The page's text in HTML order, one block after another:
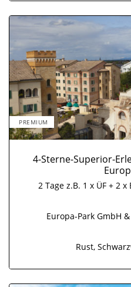
PREMIUM
4-Sterne-Superior-
2 Tage z.B. 1 x ÜF + 2
Europa-Park GmbH
Rust,